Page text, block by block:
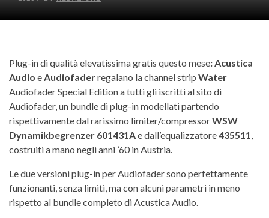
Plug-in di qualità elevatissima gratis questo mese: Acustica
Audio e Audiofaderregalano la channel strip Water
Audiofader Special Edition a tutti gli iscritti al sito di
Audiofader, un bundle di plug-in modellati partendo
rispettivamente dal rarissimo limiter/compressorWSW
Dynamikbegrenzer 601431Ae dall’equalizzatore435511
costruiti a mano negli anni ’60 in Austria.
Le due versioni plug-in per Audiofader sono perfettamente
funzionanti, senza limiti, ma con alcuni parametri in meno
rispetto al bundle completo di Acustica Audio.